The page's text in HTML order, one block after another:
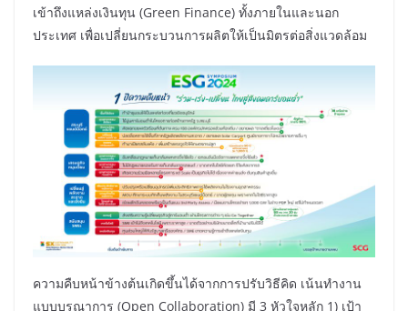
เข้าถึงแหล่งเงินทุน (Green Finance) ทั้งภายในและนอก
ประเทศ เพื่อเปลี่ยนกระบวนการผลิตให้เป็นมิตรต่อสิ่งแวดล้อม
ความคืบหน้าข้างต้นเกิดขึ้นได้จากการปรับวิธีคิด เน้นทำงาน
แบบบูรณาการ (Open Collaboration) มี 3 หัวใจหลัก 1) เป้า